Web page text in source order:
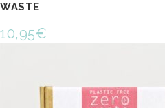
WASTE
10,95€